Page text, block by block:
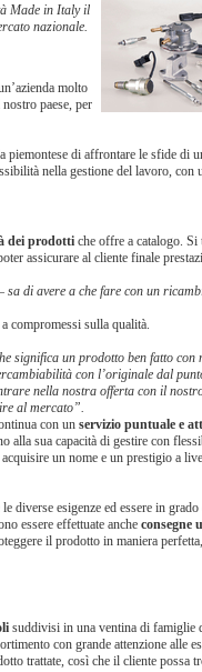
Made in Italy il
nazionale.
molto
paese, per
piemontese di affrontare le sfide di
nella gestione del lavoro, con
dei prodotti che offre a catalogo.
assicurare al cliente finale
sa di avere a che fare con un
compromessi sulla qualità.
significa un prodotto ben fatto
con l’originale dal
nella nostra offerta con il
al mercato”.
con un servizio puntuale e
alla sua capacità di gestire con
un nome e un prestigio a
diverse esigenze ed essere in
essere effettuate anche consegne
il prodotto in maniera
suddivisi in una ventina di famiglie
con grande attenzione alle
trattate, così che il cliente possa